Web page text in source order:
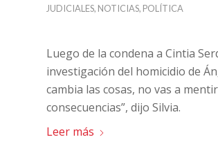
JUDICIALES, NOTICIAS, POLÍTICA
Luego de la condena a Cintia
investigación del homicidio de
cambia las cosas, no vas a
consecuencias”, dijo Silvia.
Leer más